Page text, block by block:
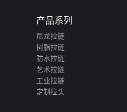
产品系列
尼龙拉链
树脂拉链
防水拉链
艺术拉链
工业拉链
定制拉头